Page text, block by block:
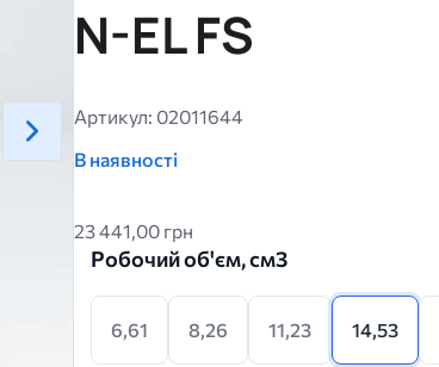
N-EL FS
Артикул: 02011644
В наявності
23 441,00 грн
Робочий об'єм, см3
6,61 8,26 11,23 14,53